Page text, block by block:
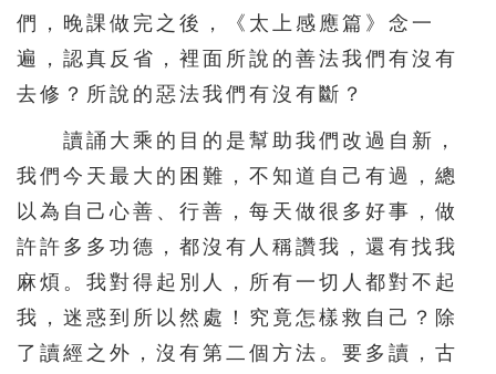
們，晚課做完之後，《太上感應篇》念一
遍，認真反省，裡面所說的善法我們有沒有
去修？所說的惡法我們有沒有斷？
讀誦大乘的目的是幫助我們改過自新，
我們今天最大的困難，不知道自己有過，總
以為自己心善、行善，每天做很多好事，做
許許多多功德，都沒有人稱讚我，還有找我
麻煩。我對得起別人，所有一切人都對不起
我，迷惑到所以然處！究竟怎樣救自己？除
了讀經之外，沒有第二個方法。要多讀，古